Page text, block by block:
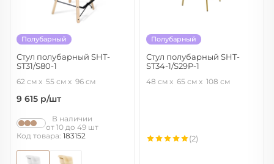
Полубарный
Стул полубарный SHT-
ST31/S80-1
62 см 55 см 96 см
9 615 р/шт
В наличии
от 10 до 49 шт
Код товара: 183152
Полубарный
Стул полубарный SHT-
ST34-1/S29P-1
48 см 65 см 108 см
(2)